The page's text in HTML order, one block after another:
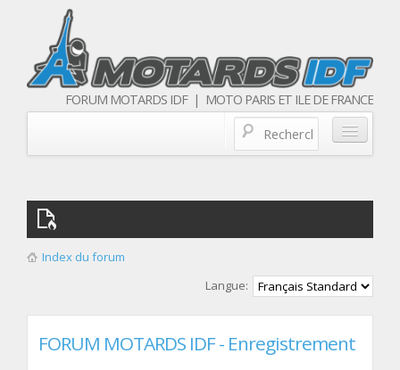
FORUM MOTARDS IDF | MOTO PARIS ET ILE DE FRANCE
Forum
Balades & sorties moto
Index du forum
Langue:
FORUM MOTARDS IDF - Enregistrement